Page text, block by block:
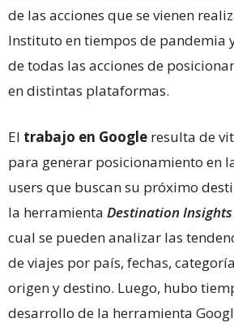
de las acciones que se vienen
Instituto en tiempos de pandemia
de todas las acciones de
en distintas plataformas.
El trabajo en Google resulta de
para generar posicionamiento en
users que buscan su próximo
la herramienta Destination
cual se pueden analizar las
de viajes por país, fechas,
origen y destino. Luego, hubo
desarrollo de la herramienta